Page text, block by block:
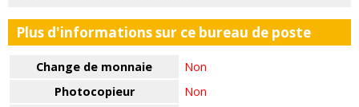
Plus d'informations sur ce bureau de poste
Change de monnaie
Non
Photocopieur
Non